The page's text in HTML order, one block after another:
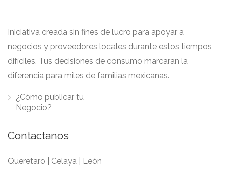
Iniciativa creada sin fines de lucro para apoyar a
negocios y proveedores locales durante estos tiempos
difíciles. Tus decisiones de consumo marcaran la
diferencia para miles de familias mexicanas.
¿Cómo publicar tu
Negocio?
Contactanos
Queretaro | Celaya | León